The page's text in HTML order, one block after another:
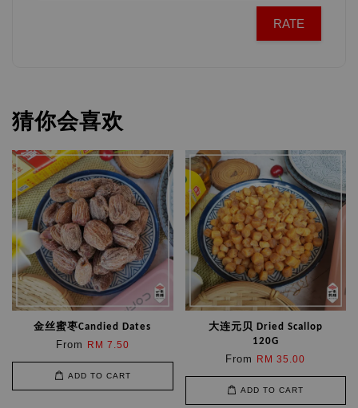
RATE
猜你会喜欢
金丝蜜枣Candied Dates
From RM 7.50
ADD TO CART
大连元贝 Dried Scallop
120G
From RM 35.00
ADD TO CART